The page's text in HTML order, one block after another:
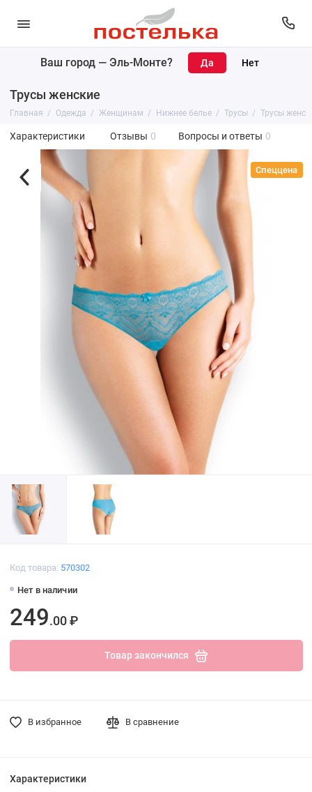
Ваш город — Эль-Монте?
Трусы женские
Главная Одежда Женщинам Нижнее белье Трусы Трусы
Характеристики Отзывы 0 Вопросы и ответы 0
Спеццена
Код товара: 570302
Нет в наличии
249.00 ₽
Товар закончился
В избранное В сравнение
Характеристики